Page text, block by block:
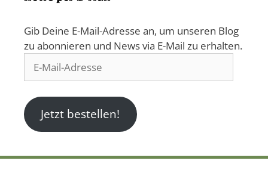
Gib Deine E-Mail-Adresse an, um unseren Blog
zu abonnieren und News via E-Mail zu erhalten.
Mail-
Jetzt bestellen!